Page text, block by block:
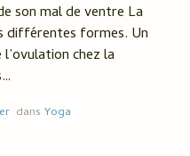
son mal de ventre La
différentes formes. Un
chez la
dansYoga